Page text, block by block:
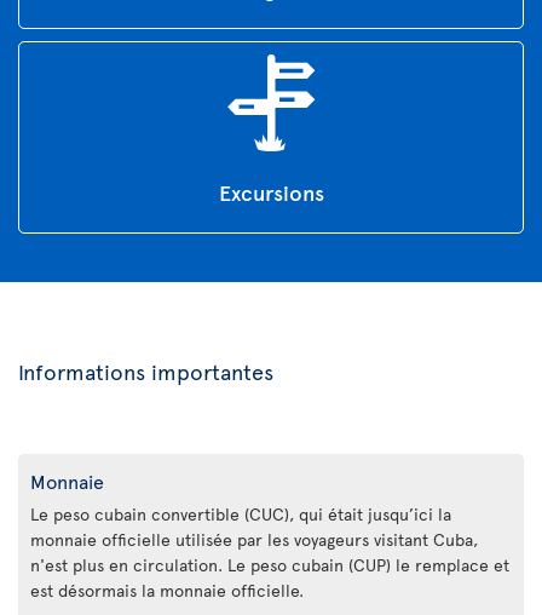
Excursions
Informations importantes
Monnaie
Le peso cubain convertible (CUC), qui était jusqu’ici la
monnaie officielle utilisée par les voyageurs visitant Cuba,
n'est plus en circulation. Le peso cubain (CUP) le remplace et
est désormais la monnaie officielle.